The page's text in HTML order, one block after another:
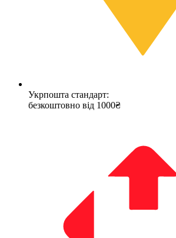
Укрпошта стандарт:
безкоштовно від 1000₴